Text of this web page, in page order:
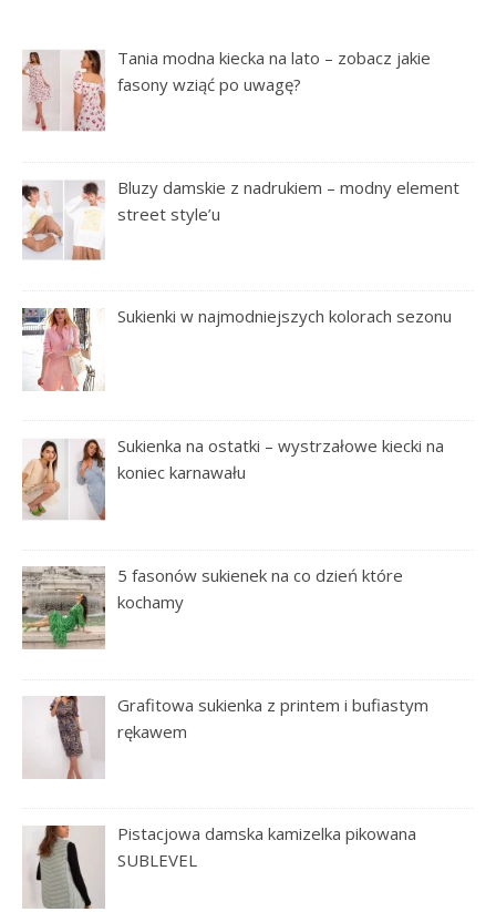
Tania modna kiecka na lato – zobacz jakie
fasony wziąć po uwagę?
Bluzy damskie z nadrukiem – modny element
street style’u
Sukienki w najmodniejszych kolorach sezonu
Sukienka na ostatki – wystrzałowe kiecki na
koniec karnawału
5 fasonów sukienek na co dzień które
kochamy
Grafitowa sukienka z printem i bufiastym
rękawem
Pistacjowa damska kamizelka pikowana
SUBLEVEL